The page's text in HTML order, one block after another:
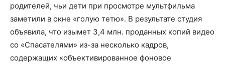
родителей, чьи дети при просмотре мультфильма
заметили в окне «голую тетю». В результате студия
объявила, что изымет 3,4 млн. проданных копий видео
со «Спасателями» из-за несколько кадров,
содержащих «объективированное фоновое